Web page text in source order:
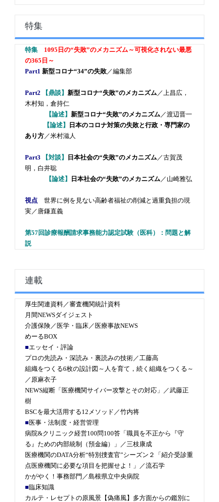
特集
特集
1095日の“失敗”のメカニズム～可視化されない最悪
の365日～
Part1 新型コロナ“34”の失敗 ／編集部
Part2 【鼎談】 新型コロナ“失敗”のメカニズム ／上昌広，
木村知，倉持仁
【論述】 新型コロナ“失敗”のメカニズム ／渡辺晋一
【論述】
日本のコロナ対策の失敗と行政・専門家の
あり方 ／米村滋人
Part3 【対談】 日本社会の“失敗”のメカニズム ／古賀茂
明，白井聡
【論述】
日本社会の“失敗”のメカニズム ／山崎雅弘
視点 世界に例を見ない高齢者福祉の削減と過重負担の現
実／唐鎌直義
第57回診療報酬請求事務能力認定試験（医科）：問題と解
説
連載
厚生関連資料／審査機関統計資料
月間NEWSダイジェスト
介護保険／医学・臨床／医療事故NEWS
めーるBOX
■エッセイ・評論
プロの先読み・深読み・裏読みの技術／工藤高
組織をつくる6枚の設計図～人を育て，続く組織をつくる～
／原麻衣子
NEWS縦断「医療機関サイバー攻撃とその対応」／武藤正
樹
BSCを最大活用する12メソッド／竹内将
■医事・法制度・経営管理
病院&クリニック経営100問100答「職員を不正から『守
る』ための内部統制（預金編）」／三枝康成
医療機関のDATA分析“特別捜査官”シーズン２「紹介受診重
点医療機関に必要な項目を把握せよ！」／流石学
かがやく！事務部門／島根県立中央病院
■臨床知識
カルテ・レセプトの原風景【偽痛風】多方面からの鑑別に